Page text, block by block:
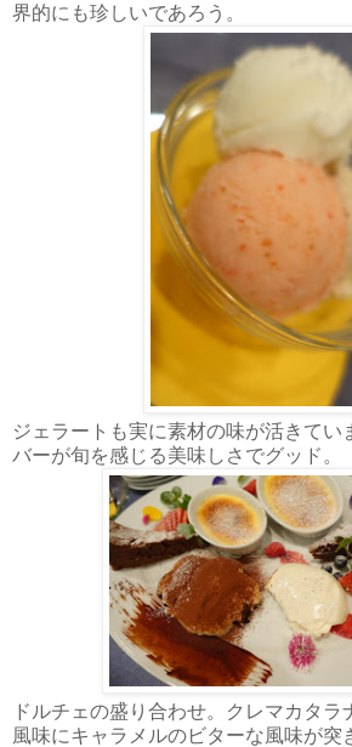
界的にも珍しいであろう。
ジェラートも実に素材の味が活きてい
バーが旬を感じる美味しさでグッド。
ドルチェの盛り合わせ。クレマカタ
風味にキャラメルのビターな風味が突